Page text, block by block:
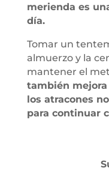
merienda es
día.
Tomar un
almuerzo y la
mantener el
también
los atracones
para continuar